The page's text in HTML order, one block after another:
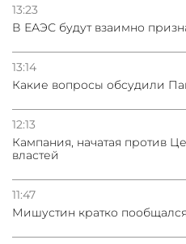
13:23
В ЕАЭС будут взаимно
13:14
Какие вопросы обсудили
12:13
Кампания, начатая против
властей
11:47
Мишустин кратко